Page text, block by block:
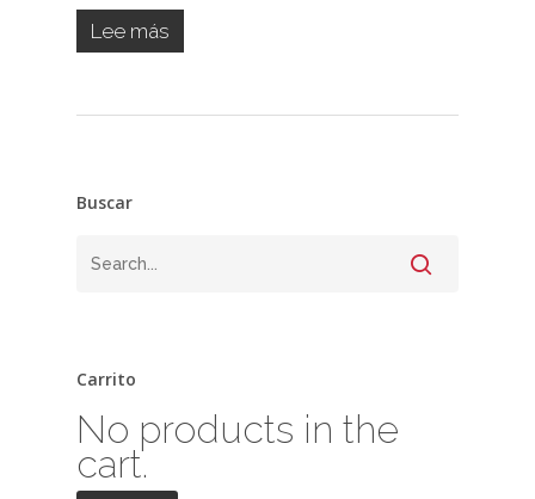
Lee más
Buscar
Carrito
No products in the
cart.